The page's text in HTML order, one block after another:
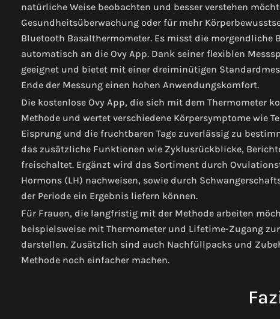
natürliche Weise beobachten und besser verstehen
Gesundheitsüberwachung oder für mehr
Bluetooth Basalthermometer. Es misst die
automatisch an die Ovy App. Dank seiner flexiblen
geeignet und bietet mit einer dreiminütigen
Ende der Messung einen hohen Anwendungskomfort.
Die kostenlose Ovy App, die sich mit dem Thermometer
Methode und wertet verschiedene Körpersymptome wie
Eisprung und die fruchtbaren Tage zuverlässig zu
das zusätzliche Funktionen wie Zyklusrückblicke,
freischaltet. Ergänzt wird das Sortiment durch
Hormons (LH) nachweisen, sowie durch
der Periode ein Ergebnis liefern können.
Für Frauen, die langfristig mit der Methode arbeiten
beispielsweise mit Thermometer und Lifetime-Zugang
darstellen. Zusätzlich sind auch Nachfüllpacks und
Methode noch einfacher machen.